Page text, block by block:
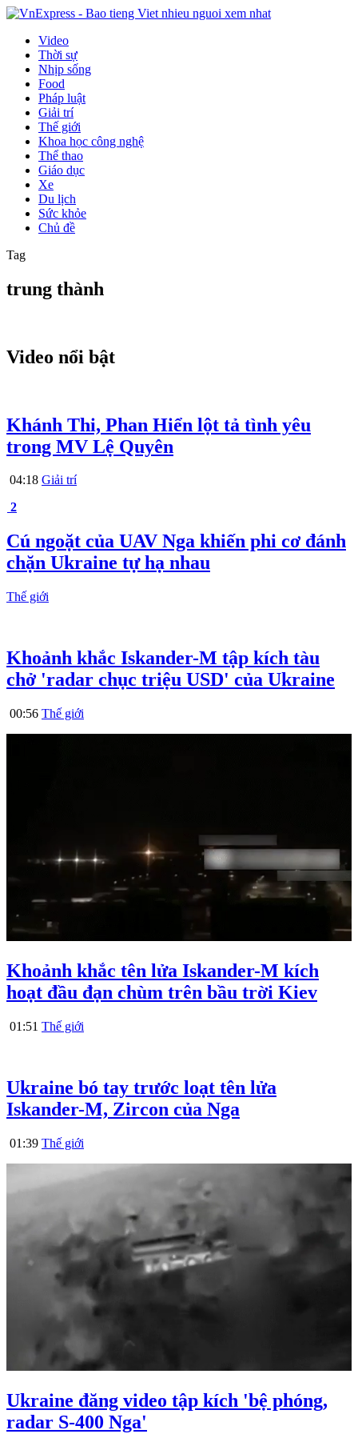
Video
Thời sự
Nhịp sống
Food
Pháp luật
Giải trí
Thế giới
Khoa học công nghệ
Thể thao
Giáo dục
Xe
Du lịch
Sức khỏe
Chủ đề
Tag
trung thành
Video nổi bật
Khánh Thi, Phan Hiển lột tả tình yêu
trong MV Lệ Quyên
04:18 Giải trí
2
Cú ngoặt của UAV Nga khiến phi cơ đánh
chặn Ukraine tự hạ nhau
Thế giới
Khoảnh khắc Iskander-M tập kích tàu
chở 'radar chục triệu USD' của Ukraine
00:56 Thế giới
Khoảnh khắc tên lửa Iskander-M kích
hoạt đầu đạn chùm trên bầu trời Kiev
01:51 Thế giới
Ukraine bó tay trước loạt tên lửa
Iskander-M, Zircon của Nga
01:39 Thế giới
Ukraine đăng video tập kích 'bệ phóng,
radar S-400 Nga'